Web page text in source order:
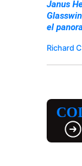
Janus
el
Richard